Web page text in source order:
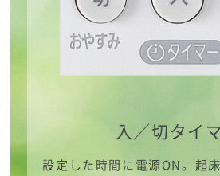
入／切タイ
設定した時間に電源ON。起